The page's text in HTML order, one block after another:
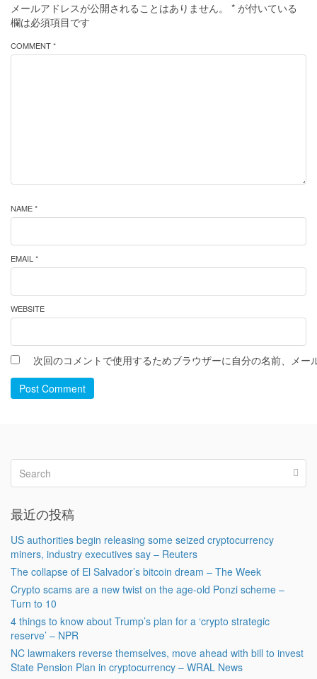
メールアドレスが公開されることはありません。 * が付いている
欄は必須項目です
COMMENT *
NAME *
EMAIL *
WEBSITE
次回のコメントで使用するためブラウザーに自分の名前、メー
Post Comment
最近の投稿
US authorities begin releasing some seized cryptocurrency
miners, industry executives say – Reuters
The collapse of El Salvador’s bitcoin dream – The Week
Crypto scams are a new twist on the age-old Ponzi scheme –
Turn to 10
4 things to know about Trump’s plan for a ‘crypto strategic
reserve’ – NPR
NC lawmakers reverse themselves, move ahead with bill to invest
State Pension Plan in cryptocurrency – WRAL News